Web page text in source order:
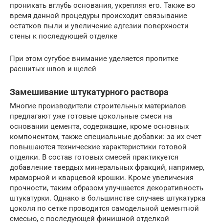
проникать вглубь основания, укрепляя его. Также во
время данной процедуры происходит связывание
остатков пыли и увеличение адгезии поверхности
стены к последующей отделке
При этом сугубое внимание уделяется пропитке
расшитых швов и щелей
Замешивание штукатурного раствора
Многие производители строительных материалов
предлагают уже готовые цокольные смеси на
основании цемента, содержащие, кроме основных
компонентом, также специальные добавки: за их счет
повышаются технические характеристики готовой
отделки. В состав готовых смесей практикуется
добавление твердых минеральных фракций, например,
мраморной и кварцевой крошки. Кроме увеличения
прочности, таким образом улучшается декоративность
штукатурки. Однако в большинстве случаев штукатурка
цоколя по сетке проводится самодельной цементной
смесью, с последующей финишной отделкой